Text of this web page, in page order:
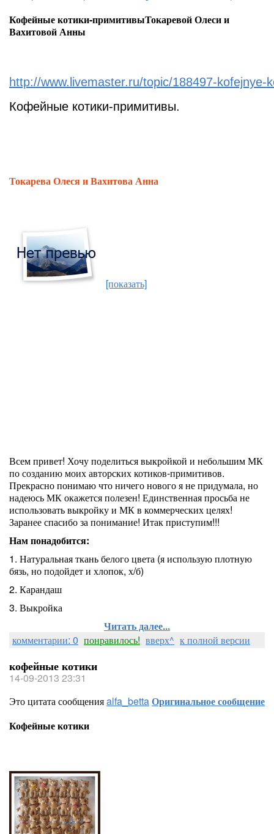
Кофейные котики-примитивыТокаревой Олеси и
Вахитовой Анны
http://www.livemaster.ru/topic/188497-kofejnye-
Кофейные котики-примитивы.
Токарева Олеся и Вахитова Анна
[показать]
Всем привет! Хочу поделиться выкройкой и небольшим МК
по созданию моих авторских котиков-примитивов.
Прекрасно понимаю что ничего нового я не придумала, но
надеюсь МК окажется полезен! Единственная просьба не
использовать выкройку и МК в коммерческих целях!
Заранее спасибо за понимание! Итак приступим!!!
Нам понадобится:
1. Натуральная ткань белого цвета (я использую плотную
бязь, но подойдет и хлопок, х/б)
2. Карандаш
3. Выкройка
Читать далее...
комментарии: 0 понравилось! вверх^ к полной версии
кофейные котики
14-09-2013 23:31
Это цитата сообщенияalfa_bettaОригинальное сообщение
Кофейные котики